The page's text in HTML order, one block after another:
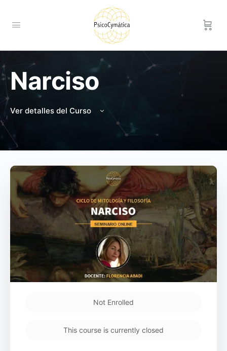
Narciso
Ver detalles del Curso
Not Enrolled
This course is currently closed